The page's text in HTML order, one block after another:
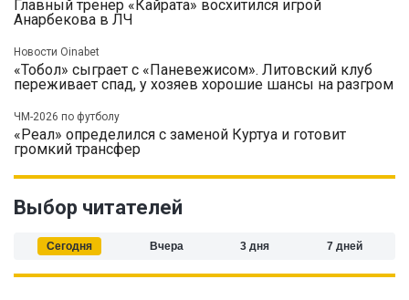
Главный тренер «Кайрата» восхитился игрой
Анарбекова в ЛЧ
Новости Oinabet
«Тобол» сыграет с «Паневежисом». Литовский клуб
переживает спад, у хозяев хорошие шансы на разгром
ЧМ-2026 по футболу
«Реал» определился с заменой Куртуа и готовит
громкий трансфер
Выбор читателей
Сегодня Вчера 3 дня 7 дней